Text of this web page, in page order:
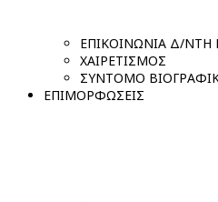
ΕΠΙΚΟΙΝΩΝΙΑ Δ/
ΧΑΙΡΕΤΙΣΜΟΣ
ΣΥΝΤΟΜΟ
ΕΠΙΜΟΡΦΩΣΕΙΣ